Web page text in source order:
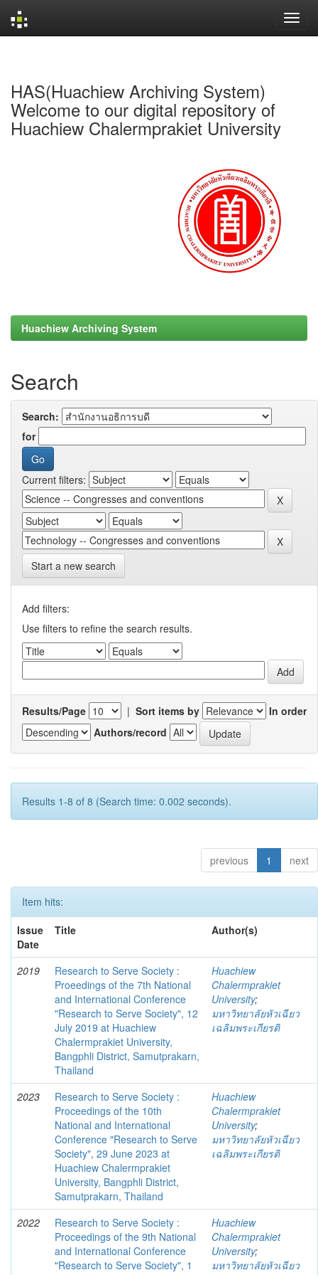
HAS(Huachiew Archiving System)
Welcome to our digital repository of
Huachiew Chalermprakiet University
Huachiew Archiving System
Search
Search:
for
Current filters:
Start a new search
Add filters:
Use filters to refine the search results.
Results/Page | Sort items by
In order
Authors/record
Results 1-8 of 8 (Search time: 0.002 seconds).
previous 1 next
Item hits:
Issue
Date
Title Author(s)
2019
Research to Serve Society :
Proeedings of the 7th National
and International Conference
"Research to Serve Society", 12
July 2019 at Huachiew
Chalermprakiet University,
Bangphli District, Samutprakarn,
Thailand
Huachiew
Chalermprakiet
University;
มหาวิทยาลัยหัวเฉียว
เฉลิมพระเกียรติ
2023
Research to Serve Society :
Proceedings of the 10th
National and International
Conference "Research to Serve
Society", 29 June 2023 at
Huachiew Chalermprakiet
University, Bangphli District,
Samutprakarn, Thailand
Huachiew
Chalermprakiet
University;
มหาวิทยาลัยหัวเฉียว
เฉลิมพระเกียรติ
2022
Research to Serve Society :
Proceedings of the 9th National
and International Conference
"Research to Serve Society", 1
Huachiew
Chalermprakiet
University;
มหาวิทยาลัยหัวเฉียว